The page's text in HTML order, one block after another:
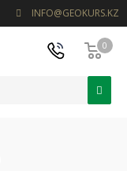
INFO@GEOKURS.KZ
0